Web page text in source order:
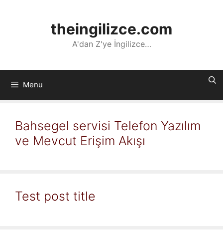
theingilizce.com
A'dan Z'ye İngilizce…
Menu
Bahsegel servisi Telefon Yazılım
ve Mevcut Erişim Akışı
Test post title